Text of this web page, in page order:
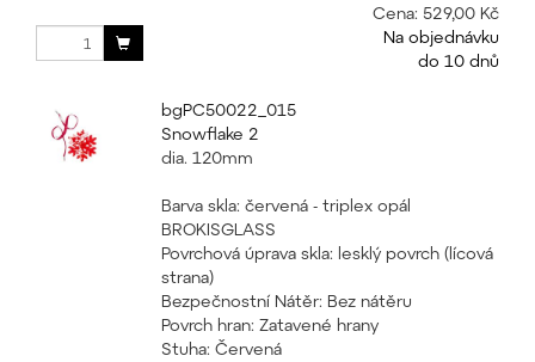
Cena: 529,00 Kč
Na objednávku
do 10 dnů
bgPC50022_015
Snowflake 2
dia. 120mm
Barva skla: červená - triplex opál
BROKISGLASS
Povrchová úprava skla: lesklý povrch (lícová
strana)
Bezpečnostní Nátěr: Bez nátěru
Povrch hran: Zatavené hrany
Stuha: Červená